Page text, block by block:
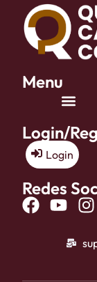
Menu
Login/
Login
Redes